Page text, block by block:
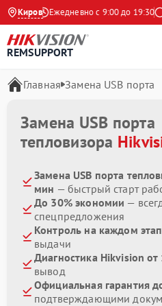
КировЕжедневно с 9:00 до 19:30
REMSUPPORT
Главная Замена USB порта
Замена USB порта
тепловизора
Замена USB порта
мин — быстрый старт
До 30% экономии —
спецпредложения
Контроль на каждом
выдачи
Диагностика Hikvision
вывод
Официальная гарантия
подтверждающими